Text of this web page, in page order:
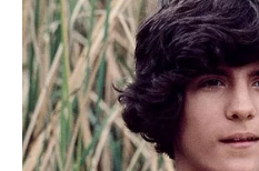
Quinté+ de Vincennes
suivre de très près
PIERRE LA COUR
Ce Quinté+ disputé sur les